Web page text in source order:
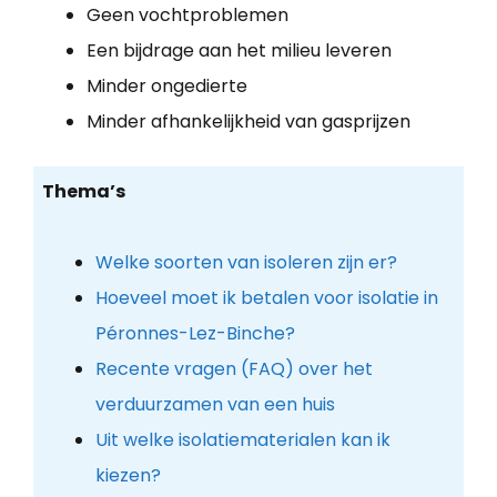
Geen vochtproblemen
Een bijdrage aan het milieu leveren
Minder ongedierte
Minder afhankelijkheid van gasprijzen
Thema’s
Welke soorten van isoleren zijn er?
Hoeveel moet ik betalen voor isolatie in
Péronnes-Lez-Binche?
Recente vragen (FAQ) over het
verduurzamen van een huis
Uit welke isolatiematerialen kan ik
kiezen?